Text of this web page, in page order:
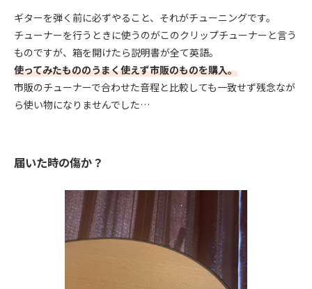
ギターを弾く前に必ずやること、それがチューニングです。
チューナーを行うときに使うのがこのクリップチューナーと言う
ものですが、箱を開けたら説明書が全て英語。
使ってみたもののうまく使えず市販のものを購入。
市販のチューナーで合わせた音程と比較しても一致せず残念なが
ら使い物になりませんでした…
届いた時の傷か？